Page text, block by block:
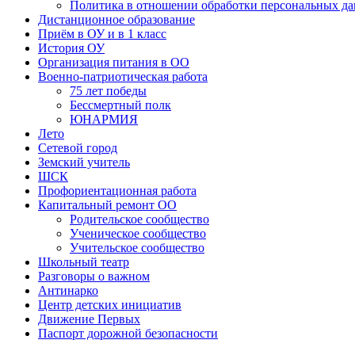
Политика в отношении обработки персональных
Дистанционное образование
Приём в ОУ и в 1 класс
История ОУ
Организация питания в ОО
Военно-патриотическая работа
75 лет победы
Бессмертный полк
ЮНАРМИЯ
Лето
Сетевой город
Земский учитель
ШСК
Профориентационная работа
Капитальный ремонт ОО
Родительское сообщество
Ученическое сообщество
Учительское сообщество
Школьный театр
Разговоры о важном
Антинарко
Центр детских инициатив
Движение Первых
Паспорт дорожной безопасности